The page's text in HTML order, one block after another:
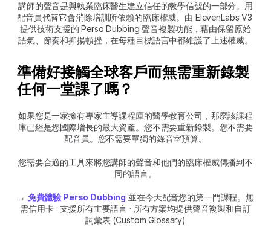
講師的聲音是與執業臨床醫生建立信任的教學信號的一部分。用
配音員代替它會消除培訓所依賴的臨床權威。由 ElevenLabs V3
提供技術支援的 Perso Dubbing 聲音複製功能，藉由保留原始
語氣、節奏和抑揚頓挫，在每種目標語言中都維護了上述權威。
準備好接觸全球客戶而無需重新錄製
任何一堂課了嗎？
如果您是一家擁有專家主導課程庫的醫學教育公司，那麼該課程
庫已經是您國際增長的最大資產。您不需要重新錄製。您不需要
配音員。您不需要單獨的錄音室預算。
您需要合適的工具來將您講師的聲音和他們的臨床權威傳播到不
同的語言。
→ 免費體驗 Perso Dubbing 並在今天配音您的第一門課程。無
需信用卡 · 支援所有主要語言 · 所有方案均提供聲音複製和自訂
詞彙表 (Custom Glossary)